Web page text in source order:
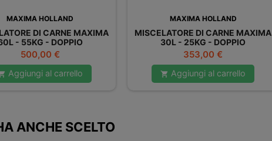
MAXIMA HOLLAND
DI CARNE MAXIMA
- 55KG - DOPPIO
Prezzo
500,00 €
Aggiungi al carrello
MAXIMA HOLLAND
MISCELATORE DI CARNE MAXIMA
30L - 25KG - DOPPIO
Prezzo
353,00 €
 Aggiungi al carrello
ANCHE SCELTO